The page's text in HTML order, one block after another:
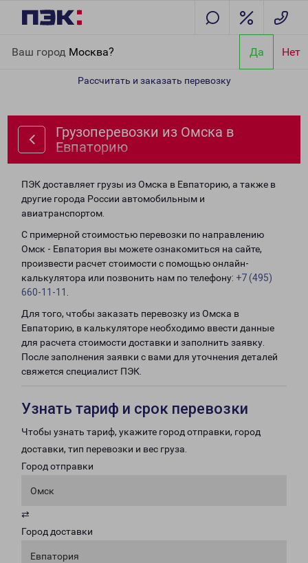
Ваш город Москва? Да Нет
Рассчитать и заказать перевозку
Грузоперевозки из Омска в
Евпаторию
ПЭК доставляет грузы из Омска в Евпаторию, а также в
другие города России автомобильным и
авиатранспортом.
С примерной стоимостью перевозки по направлению
Омск - Евпатория вы можете ознакомиться на сайте,
произвести расчет стоимости с помощью онлайн-
калькулятора или позвонить нам по телефону: +7 (495)
660-11-11
Для того, чтобы заказать перевозку из Омска в
Евпаторию, в калькуляторе необходимо ввести данные
для расчета стоимости доставки и заполнить заявку.
После заполнения заявки с вами для уточнения деталей
свяжется специалист ПЭК.
Узнать тариф и срок перевозки
Чтобы узнать тариф, укажите город отправки, город
доставки, тип перевозки и вес груза.
Город отправки
Омск
⇄
Город доставки
Евпатория